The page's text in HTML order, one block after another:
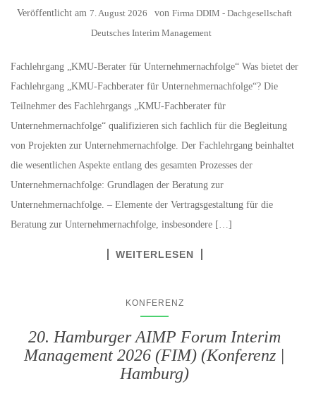
Veröffentlicht am 7. August 2026 von Firma DDIM - Dachgesellschaft
Deutsches Interim Management
Fachlehrgang „KMU-Berater für Unternehmernachfolge“ Was bietet der
Fachlehrgang „KMU-Fachberater für Unternehmernachfolge“? Die
Teilnehmer des Fachlehrgangs „KMU-Fachberater für
Unternehmernachfolge“ qualifizieren sich fachlich für die Begleitung
von Projekten zur Unternehmernachfolge. Der Fachlehrgang beinhaltet
die wesentlichen Aspekte entlang des gesamten Prozesses der
Unternehmernachfolge: Grundlagen der Beratung zur
Unternehmernachfolge. – Elemente der Vertragsgestaltung für die
Beratung zur Unternehmernachfolge, insbesondere […]
WEITERLESEN
KONFERENZ
20. Hamburger AIMP Forum Interim
Management 2026 (FIM) (Konferenz |
Hamburg)